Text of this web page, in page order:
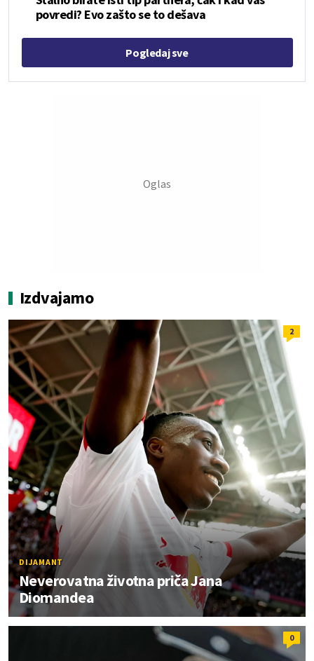
povredi? Evo zašto se to dešava
Pogledaj sve
Izdvajamo
2
DIJAMANT
Neverovatna životna priča Jana
Diomandea
0